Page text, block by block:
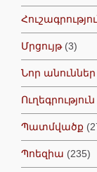
Մրցույթ(3)
Նոր անուններ
Ուղեգրություն
Պատմվածք
Պոեզիա (235)